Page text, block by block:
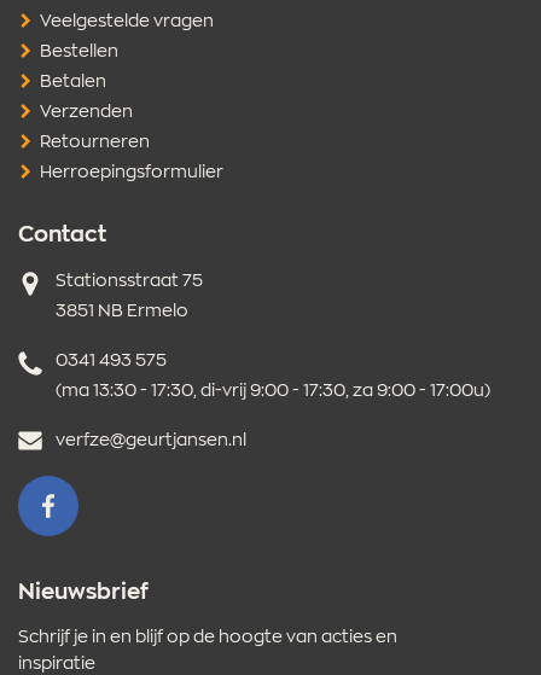
Veelgestelde vragen
Bestellen
Betalen
Verzenden
Retourneren
Herroepingsformulier
Contact
Adres
Stationsstraat 75
3851 NB Ermelo
Telefoonnummer
0341 493 575
(ma 13:30 - 17:30, di-vrij 9:00 - 17:30, za 9:00 - 17:00u)
E-
verfze@geurtjansen.nl
VOLG ONS OP FACEBOOK
Nieuwsbrief
Schrijf je in en blijf op de hoogte van acties en
inspiratie